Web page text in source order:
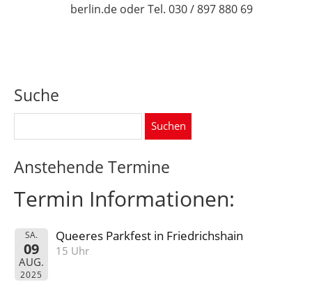
berlin.de oder Tel. 030 / 897 880 69
Suche
Anstehende Termine
Termin Informationen:
SA.
09
AUG.
2025
Queeres Parkfest in Friedrichshain
15 Uhr